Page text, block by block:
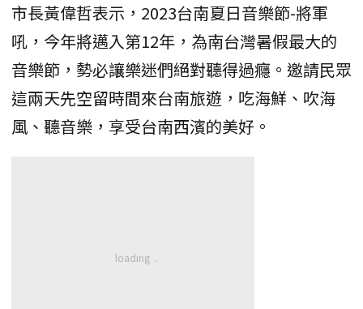
市長黃偉哲表示，2023台南夏日音樂節-將軍
吼，今年將邁入第12年，為南台灣暑假最大的
音樂節，勢必讓樂迷們絕對聽得過癮。邀請民眾
這兩天先空留時間來台南旅遊，吃海鮮、吹海
風、聽音樂，享受台南西濱的美好。